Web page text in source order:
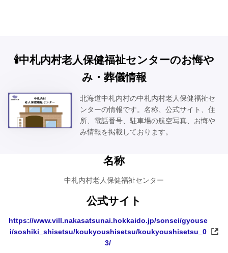
🕯️中札内村老人保健福祉センターのお悔や
み・葬儀情報
北海道中札内村の中札内村老人保健福祉セ
ンターの情報です。名称、公式サイト、住
所、電話番号、駐車場の航空写真、お悔や
み情報を掲載しております。
名称
中札内村老人保健福祉センター
公式サイト
https://www.vill.nakasatsunai.hokkaido.jp/sonsei/gyouse
i/soshiki_shisetsu/koukyoushisetsu/koukyoushisetsu_0
3/